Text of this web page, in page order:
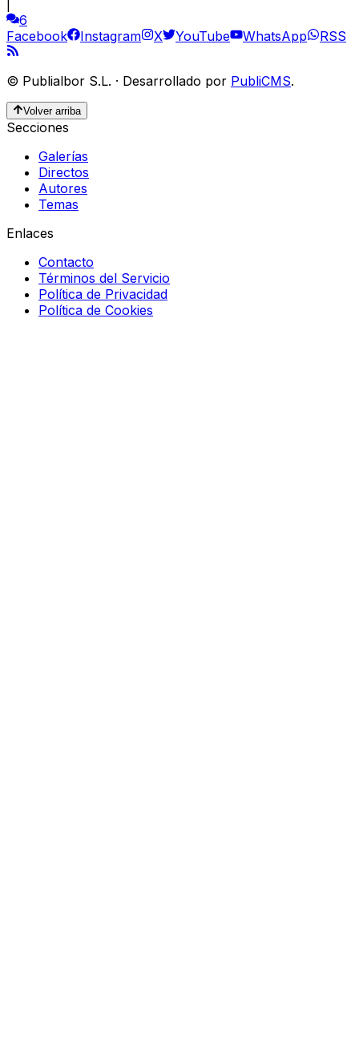
6
Facebook
Instagram X YouTube WhatsApp RSS
© Publialbor S.L. · Desarrollado por PubliCMS.
Volver arriba
Secciones
Galerías
Directos
Autores
Temas
Enlaces
Contacto
Términos del Servicio
Política de Privacidad
Política de Cookies